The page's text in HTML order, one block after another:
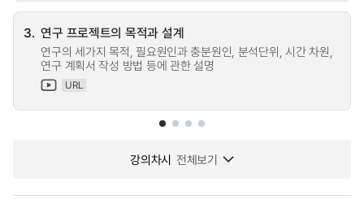
3. 연구 프로젝트의 목적과 설계
연구의 세가지 목적, 필요원인과 충분원인, 분석단위, 시간 차원,
연구 계획서 작성 방법 등에 관한 설명
URL
강의차시 전체보기